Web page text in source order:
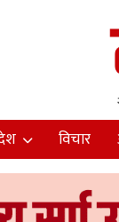
विचार